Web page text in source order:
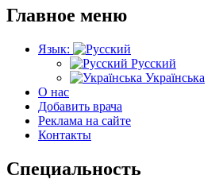
Главное меню
Язык:
Русский
Українська
О нас
Добавить врача
Реклама на сайте
Контакты
Специальность